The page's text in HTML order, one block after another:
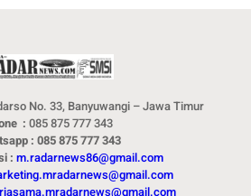
No. 33, Banyuwangi – Jawa Timur
: 085 875 777 343
: 085 875 777 343
: m.radarnews86@gmail.com